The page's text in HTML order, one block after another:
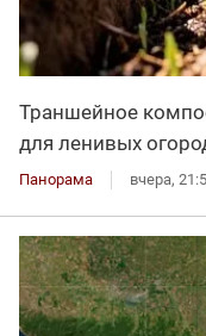
Траншейное
для ленивых
Панорама вчера,